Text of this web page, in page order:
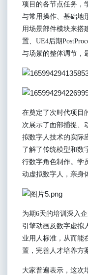
项目的各节点任务 ，
与常用操作、 基础地
用场景部件模块来搭
置、 UE4后期
与场景的整体调节，
在奠定了次时代项目
次展示了面部捕捉、
拟数字人技术的实际
了解了传统模型和数
行数字角色制作。 学
动虚拟数字人，亲身
为期6天的培训 深入企
引擎动画及数字虚拟
业用人标准，从而能
置，完善人才培养方
大家普遍表示，这次